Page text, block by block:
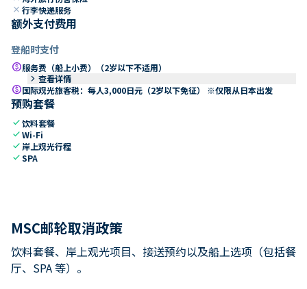
close 行李快递服务
额外支付费用
登船时支付
paid服务费（船上小费）（2岁以下不适用）
keyboard_arrow_right 查看详情
paid国际观光旅客税：每人3,000日元（2岁以下免征） ※仅限从日本出发
预购套餐
check饮料套餐
checkWi-Fi
check 岸上观光行程
checkSPA
MSC邮轮取消政策
饮料套餐、岸上观光项目、接送预约以及船上选项（包括餐
厅、SPA 等）。